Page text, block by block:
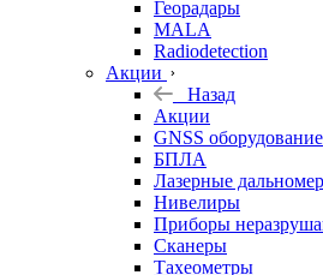
Георадары
MALA
Radiodetection
Акции
Назад
Акции
GNSS оборудование
БПЛА
Лазерные
Нивелиры
Приборы
Сканеры
Тахеометры